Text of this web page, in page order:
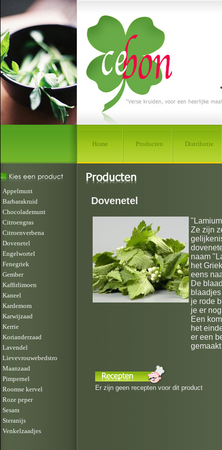
Home Producten Distributie
Appelmunt
Barbarakruid
Chocolademunt
Citroengras
Citroenverbena
Dovenetel
Engelwortel
Fenegriek
Gember
Kaffirlimoen
Kaneel
Kardemom
Karwijzaad
Kerrie
Korianderzaad
Lavendel
Lievevrouwebedstro
Maanzaad
Pimpernel
Roomse kervel
Roze peper
Sesam
Steranijs
Venkelzaadjes
Dovenetel
Ze zijn
naam
het
eens
De
je rode
je er
Een
het
er een
Er zijn geen recepten voor dit product